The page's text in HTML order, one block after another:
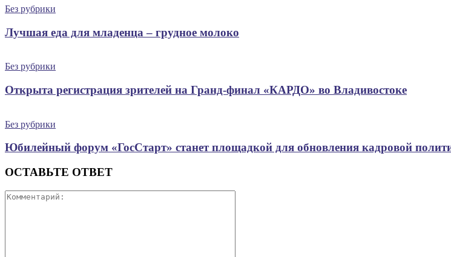
Без рубрики
Лучшая еда для младенца – грудное молоко
Без рубрики
Открыта регистрация зрителей на Гранд-финал «КАРДО» во Владивостоке
Без рубрики
Юбилейный форум «ГосСтарт» станет площадкой для обновления кадровой
ОСТАВЬТЕ ОТВЕТ